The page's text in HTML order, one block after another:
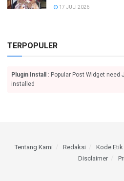
17 JULI 2026
TERPOPULER
Plugin Install
: Popular Post Widget need
installed
Tentang Kami Redaksi Kode Etik
Disclaimer